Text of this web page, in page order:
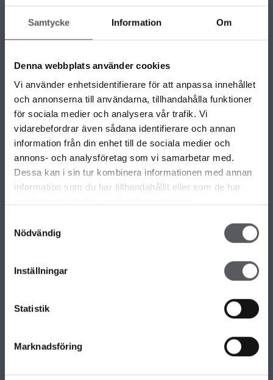
Samtycke Information Om
Denna webbplats använder cookies
Vi använder enhetsidentifierare för att anpassa innehållet
och annonserna till användarna, tillhandahålla funktioner
för sociala medier och analysera vår trafik. Vi
vidarebefordrar även sådana identifierare och annan
information från din enhet till de sociala medier och
annons- och analysföretag som vi samarbetar med.
Dessa kan i sin tur kombinera informationen med annan
information som du har tillhandahållit eller som de har
Nödvändig
Inställningar
Statistik
Marknadsföring
KONTAKTINFORMATION
info@fiskarhedenvillan.se
Box 882, 781 29 Borlänge
ALLA VÅRA HUSMODELLER
UNIKA HUS
FAMILJÄRKOLLEKTIONEN
FRITIDSHUS
KOMPLEMENTBOSTADSHUS
OM FISKARHEDENVILLAN
Jobba hos oss
Nyhetsbrev
KONTAKTA FISKARHEDENVILLAN
Huvudkontor